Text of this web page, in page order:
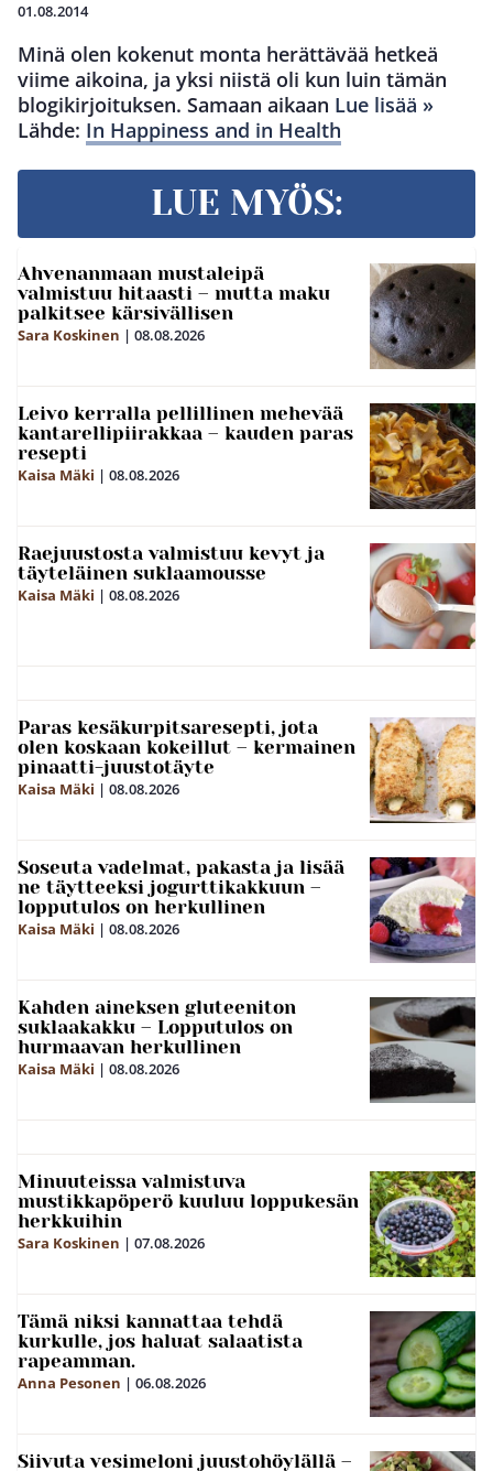
01.08.2014
Minä olen kokenut monta herättävää hetkeä
viime aikoina, ja yksi niistä oli kun luin tämän
blogikirjoituksen. Samaan aikaan Lue lisää »
Lähde: In Happiness and in Health
LUE MYÖS:
Ahvenanmaan mustaleipä
valmistuu hitaasti – mutta maku
palkitsee kärsivällisen
Sara Koskinen | 08.08.2026
Leivo kerralla pellillinen mehevää
kantarellipiirakkaa – kauden paras
resepti
Kaisa Mäki | 08.08.2026
Raejuustosta valmistuu kevyt ja
täyteläinen suklaamousse
Kaisa Mäki | 08.08.2026
Paras kesäkurpitsaresepti, jota
olen koskaan kokeillut – kermainen
pinaatti-juustotäyte
Kaisa Mäki | 08.08.2026
Soseuta vadelmat, pakasta ja lisää
ne täytteeksi jogurttikakkuun –
lopputulos on herkullinen
Kaisa Mäki | 08.08.2026
Kahden aineksen gluteeniton
suklaakakku – Lopputulos on
hurmaavan herkullinen
Kaisa Mäki | 08.08.2026
Minuuteissa valmistuva
mustikkapöperö kuuluu loppukesän
herkkuihin
Sara Koskinen | 07.08.2026
Tämä niksi kannattaa tehdä
kurkulle, jos haluat salaatista
rapeamman.
Anna Pesonen | 06.08.2026
Siivuta vesimeloni juustohöylällä –